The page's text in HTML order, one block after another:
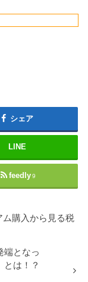
シェア
LINE
feedly 9
購入から見る税
端となっ
とは！？